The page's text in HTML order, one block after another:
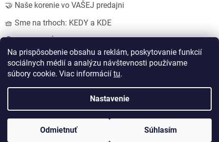
Na prispôsobenie obsahu a reklám, poskytovanie funkcií
sociálnych médií a analýzu návštevnosti používame
súbory cookie. Viac informácií tu.
Nastavenie
Odmietnuť Súhlasím
🤝 Naše korenie vo VAŠEJ predajni
🧺 Sme na trhoch: KEDY a KDE
EshopyUmíme.cz
Koření od Davídka s.r.o.
Upraviť nastavenie cookies